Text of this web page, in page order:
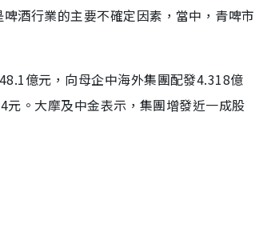
酒行業的主要不確定因素，當中，青啤市
億元，向母企中海外集團配發4.318億
。大摩及中金表示，集團增發近一成股